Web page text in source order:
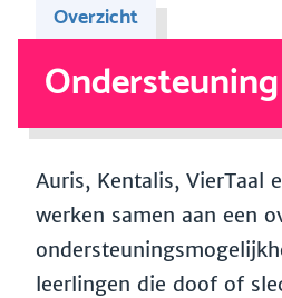
Overzicht
Ondersteuning
Auris, Kentalis, VierTaal
werken samen aan een
leerlingen die doof of